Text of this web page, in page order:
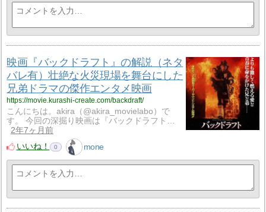
映画『バックドラフト』の解説（ネタ
バレ有）壮絶な火災現場を舞台にした
兄弟ドラマの傑作エンタメ映画
https://movie.kurashi-create.com/backdraft/
こんにちは。akira（@akira_movielabo）で
す。 今回の深掘り映画は『バックドラフト…
2年7ヶ月前
いいね！
0 mone